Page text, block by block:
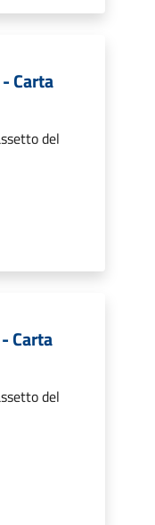
Carta
del
Carta
del